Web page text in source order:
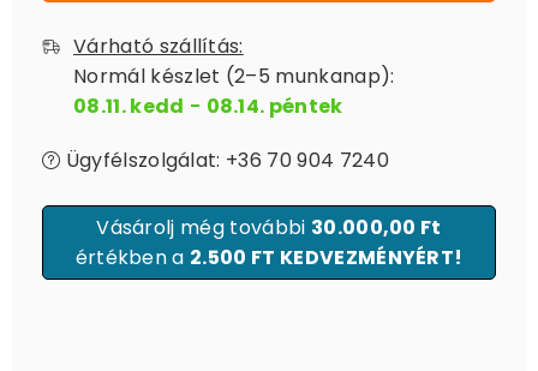
Várható szállítás:
Normál készlet (2–5 munkanap):
08.11. kedd - 08.14. péntek
Ügyfélszolgálat: +36 70 904 7240
Vásárolj még további 30.000,00 Ft
értékben a 2.500 FT KEDVEZMÉNYÉRT!